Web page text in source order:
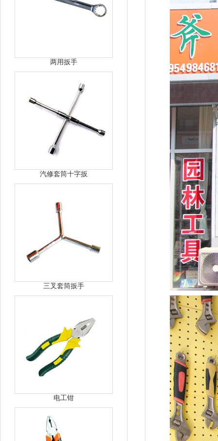
两用扳手
汽修套筒十字扳
三叉套筒扳手
电工钳